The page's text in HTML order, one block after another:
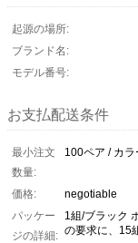
起源の場所:
ブランド名:
モデル番号:
お支払配送条件
最小注文
数量:
100ペア / カラ
価格:
negotiable
パッケー
ジの詳細:
1組/ブラック
の要求に、15